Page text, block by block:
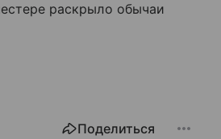
раскрыло обычаи
Поделиться